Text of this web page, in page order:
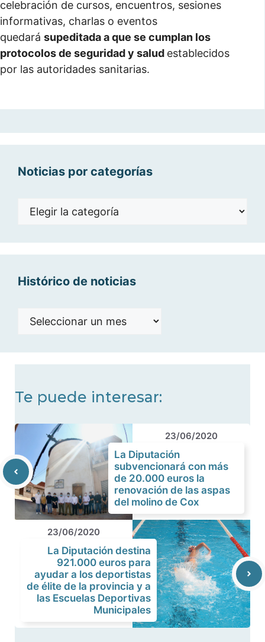
celebración de cursos, encuentros, sesiones
informativas, charlas o eventos
quedará supeditada a que se cumplan los
protocolos de seguridad y salud establecidos
por las autoridades sanitarias.
Noticias por categorías
Noticias
Histórico de noticias
Histórico
Te puede interesar:
23/06/2020
La Diputación
subvencionará con más
de 20.000 euros la
renovación de las aspas
del molino de Cox
23/06/2020
La Diputación destina
921.000 euros para
ayudar a los deportistas
de élite de la provincia y a
las Escuelas Deportivas
Municipales